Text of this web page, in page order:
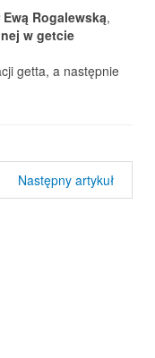
Ewą Rogalewską,
w getcie
getta, a następnie
Następny artykuł